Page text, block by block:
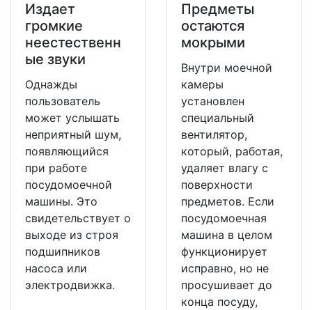
Издает
громкие
неестественн
ые звуки
Однажды
пользователь
может услышать
неприятный шум,
появляющийся
при работе
посудомоечной
машины. Это
свидетельствует о
выходе из строя
подшипников
насоса или
электродвижка.
Предметы
остаются
мокрыми
Внутри моечной
камеры
установлен
специальный
вентилятор,
который, работая,
удаляет влагу с
поверхности
предметов. Если
посудомоечная
машина в целом
функционирует
исправно, но не
просушивает до
конца посуду,